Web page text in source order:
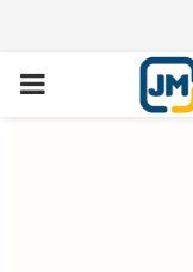
PRIMARY